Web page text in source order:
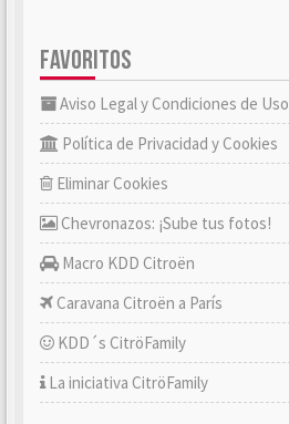
FAVORITOS
Aviso Legal y Condiciones de Uso
Política de Privacidad y Cookies
Eliminar Cookies
Chevronazos: ¡Sube tus fotos!
Macro KDD Citroën
Caravana Citroën a París
KDD´s CitröFamily
La iniciativa CitröFamily